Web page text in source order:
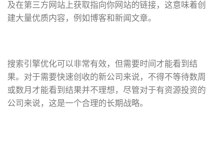
及在第三方网站上获取指向你网站的链接，这意味着创
建大量优质内容，例如博客和新闻文章。
搜索引擎优化可以非常有效，但需要时间才能看到结
果。对于需要快速创收的新公司来说，不得不等待数周
或数月才能看到结果并不理想，尽管对于有资源投资的
公司来说，这是一个合理的长期战略。